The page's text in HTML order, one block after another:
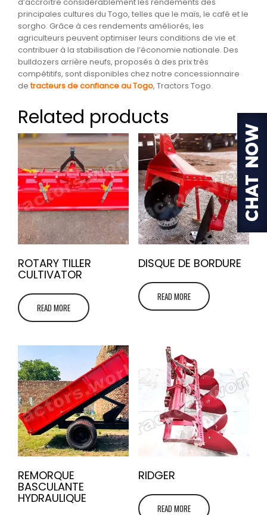
principales cultures du Togo, telles que le maïs, le café et le
sorgho. Grâce à ces rendements améliorés, les
agriculteurs peuvent optimiser leurs conditions de vie et
contribuer à la stabilisation de l’économie nationale. Des
bulldozers arrière neufs, proposés à des prix très
compétitifs, sont disponibles chez notre concessionnaire
detracteurs de confiance au Togo, Tractors Togo.
Related products
ROTARY TILLER
CULTIVATOR
READ MORE
DISQUE DE BORDURE
READ MORE
REMORQUE
BASCULANTE
HYDRAULIQUE
RIDGER
READ MORE